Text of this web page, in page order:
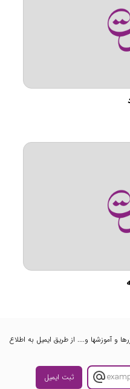
و آموزشها و.... از طریق ایمیل به اطلاع
ثبت ایمیل